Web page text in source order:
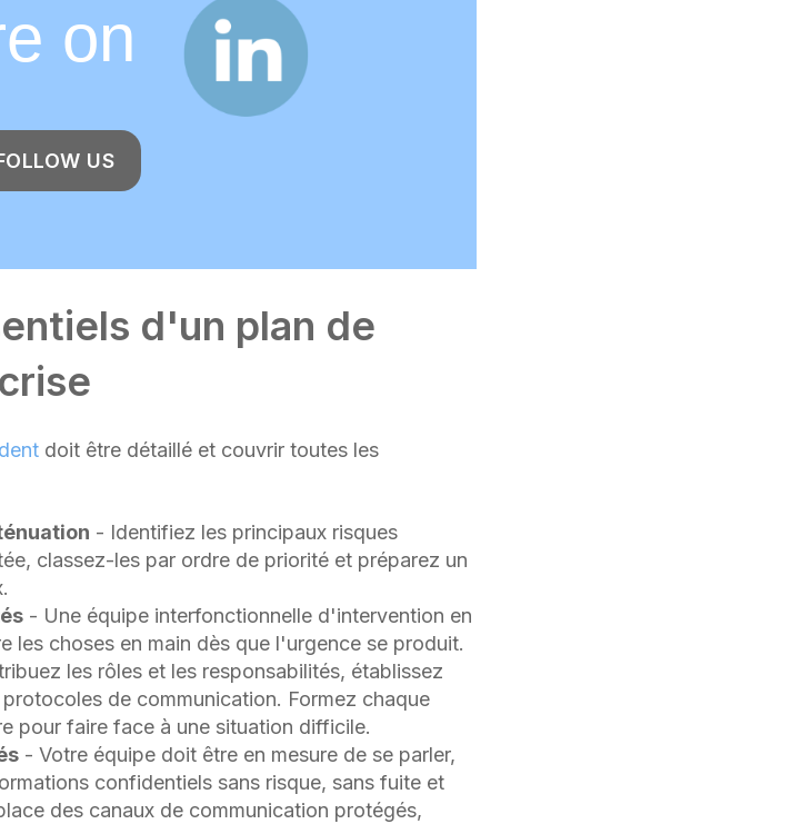
on
US
d'un plan de
doit être détaillé et couvrir toutes les
- Identifiez les principaux risques
classez-les par ordre de priorité et préparez un
- Une équipe interfonctionnelle d'intervention en
les choses en main dès que l'urgence se produit.
les rôles et les responsabilités, établissez
de communication. Formez chaque
pour faire face à une situation difficile.
- Votre équipe doit être en mesure de se parler,
confidentiels sans risque, sans fuite et
des canaux de communication protégés,